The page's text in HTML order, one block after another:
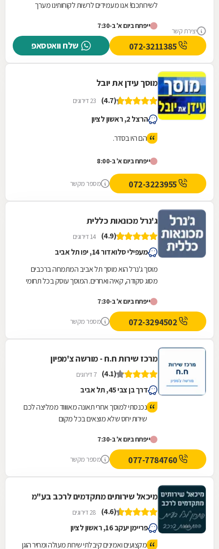
יצירת קשר
לשירותכם! אנו מעמידים לרשות לקוחותינו מערך
שנות...ייפתח ביום א' ב-7:30
שלח וואטסאפ
מוסך עידן את יובל
(4.7) 23 דירוגים
הרצל 2, ראשון לציון
הם היו בסדר.
ייפתח ביום א' ב-8:00
מספר מקשר
ג'נרל מכונאות כללית
(4.9) 14 דירוגים
מעפילי סלואדור 14, יפו תל אביב
מוסך ג'נרל הוא מוסך תל אביב המתמחה ברכבים
מסוג סקודה, קאיה ואחרים. המוסך עוסק בכל תחומי
ייפתח ביום א' ב-7:30
מספר מקשר
מרכז שירות ח.ח - מורשה צ'מפיון
(4.1) 7 דירוגים
דרך בן צבי 45, תל אביב
נכנסתי למוסך אחרי תאונה מאווווד ממליצה לכם
שירות יחס שלא מוצאים בכל מקום
ייפתח ביום א' ב-7:30
מספר מקשר
מיכאל שירותים מתקדמים לרכב בע"מ
(4.6) 28 דירוגים
פריימן יעקב 16, ראשון לציון
מקצועים ואמינים קיבלתי שירות מעולה ומחיר הוגן